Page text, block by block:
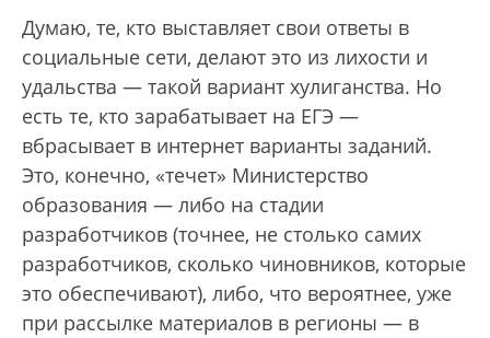
Думаю, те, кто выставляет свои ответы в
социальные сети, делают это из лихости и
удальства — такой вариант хулиганства. Но
есть те, кто зарабатывает на ЕГЭ —
вбрасывает в интернет варианты заданий.
Это, конечно, «течет» Министерство
образования — либо на стадии
разработчиков (точнее, не столько самих
разработчиков, сколько чиновников, которые
это обеспечивают), либо, что вероятнее, уже
при рассылке материалов в регионы — в